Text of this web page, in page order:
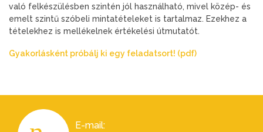
való felkészülésben szintén jól használható, mivel közép- és
emelt szintű szóbeli mintatételeket is tartalmaz. Ezekhez a
tételekhez is mellékelnek értékelési útmutatót.
Gyakorlásként próbálj ki egy feladatsort! (pdf)
E-mail: